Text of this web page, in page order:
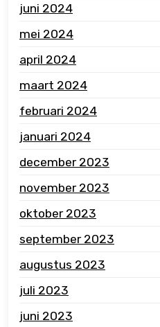
juni 2024
mei 2024
april 2024
maart 2024
februari 2024
januari 2024
december 2023
november 2023
oktober 2023
september 2023
augustus 2023
juli 2023
juni 2023